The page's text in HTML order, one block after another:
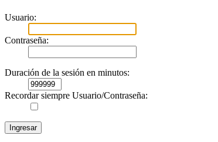
Usuario:
Contraseña:
Duración de la sesión en minutos:
Recordar siempre Usuario/Contraseña: